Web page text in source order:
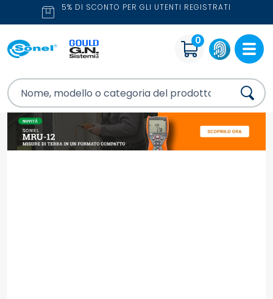
5% DI SCONTO PER GLI UTENTI REGISTRATI
0